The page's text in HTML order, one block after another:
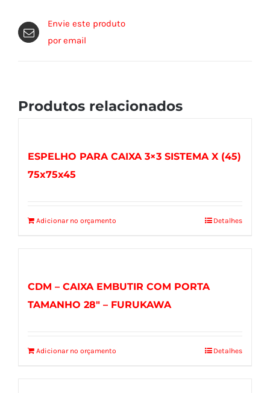
Envie este produto
por email
Produtos relacionados
ESPELHO PARA CAIXA 3×3 SISTEMA X (45)
75x75x45
Adicionar no orçamento Detalhes
CDM – CAIXA EMBUTIR COM PORTA
TAMANHO 28″ – FURUKAWA
Adicionar no orçamento Detalhes